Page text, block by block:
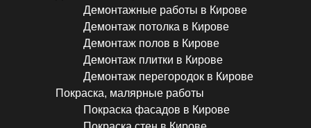
Демонтажные работы в Кирове
Демонтаж потолка в Кирове
Демонтаж полов в Кирове
Демонтаж плитки в Кирове
Демонтаж перегородок в Кирове
Покраска, малярные работы
Покраска фасадов в Кирове